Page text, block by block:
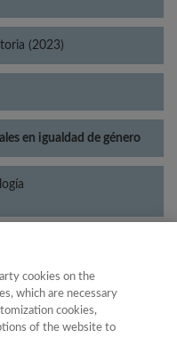
(2023)
en igualdad de género
cookies on the
which are necessary
cookies,
of the website to